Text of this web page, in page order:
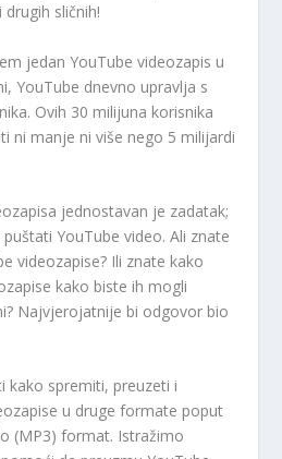
sličnih!
jedan YouTube videozapis u
YouTube dnevno upravlja s
Ovih 30 milijuna korisnika
ni manje ni više nego 5 milijardi
jednostavan je zadatak;
YouTube video. Ali znate
videozapise? Ili znate kako
kako biste ih mogli
Najvjerojatnije bi odgovor bio
kako spremiti, preuzeti i
u druge formate poput
(MP3) format. Istražimo